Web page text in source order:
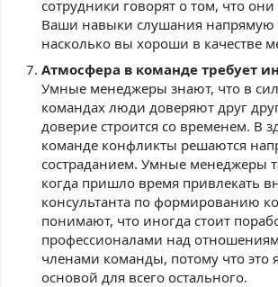
сотрудники говорят о том, что они
Ваши навыки слушания напрямую
насколько вы хороши в качестве
Атмосфера в команде требует
Умные менеджеры знают, что в
командах люди доверяют друг
доверие строится со временем. В
команде конфликты решаются
состраданием. Умные менеджеры
когда пришло время привлекать
консультанта по формированию
понимают, что иногда стоит
профессионалами над
членами команды, потому что это
основой для всего остального.